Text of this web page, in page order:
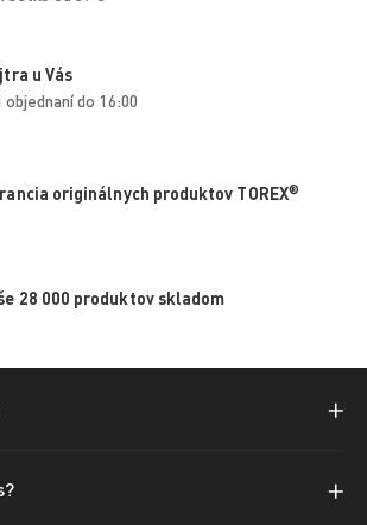
u Vás
do 16:00
originálnych produktov TOREX®
28 000 produktov skladom